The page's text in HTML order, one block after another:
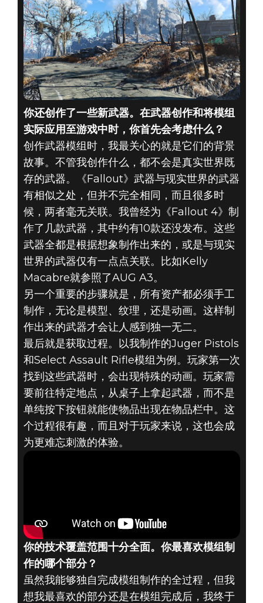
你还创作了一些新武器。在武器创作和将模组
实际应用至游戏中时，你首先会考虑什么？
创作武器模组时，我最关心的就是它们的背景
故事。不管我创作什么，都不会是真实世界既
存的武器。《Fallout》武器与现实世界的武器
有相似之处，但并不完全相同，而且很多时
候，两者毫无关联。我曾经为《Fallout 4》制
作了几款武器，其中约有10款还没发布。这些
武器全都是根据想象制作出来的，或是与现实
世界的武器仅有一点点关联。比如Kelly
Macabre就参照了AUG A3。
另一个重要的步骤就是，所有资产都必须手工
制作，无论是模型、纹理，还是动画。这样制
作出来的武器才会让人感到独一无二。
最后就是获取过程。以我制作的Juger Pistols
和Select Assault Rifle模组为例。玩家第一次
找到这些武器时，会出现特殊的动画。玩家需
要前往特定地点，从桌子上拿起武器，而不是
单纯按下按钮就能使物品出现在物品栏中。这
个过程很有趣，而且对于玩家来说，这也会成
为更难忘刺激的体验。
你的技术覆盖范围十分全面。你最喜欢模组制
作的哪个部分？
虽然我能够独自完成模组制作的全过程，但我
想我最喜欢的部分还是在模组完成后，我终于